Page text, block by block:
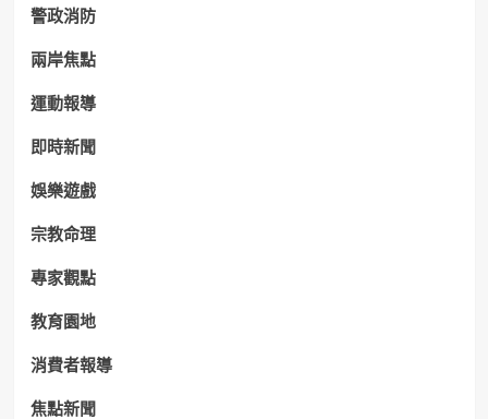
警政消防
兩岸焦點
運動報導
即時新聞
娛樂遊戲
宗教命理
專家觀點
教育園地
消費者報導
焦點新聞